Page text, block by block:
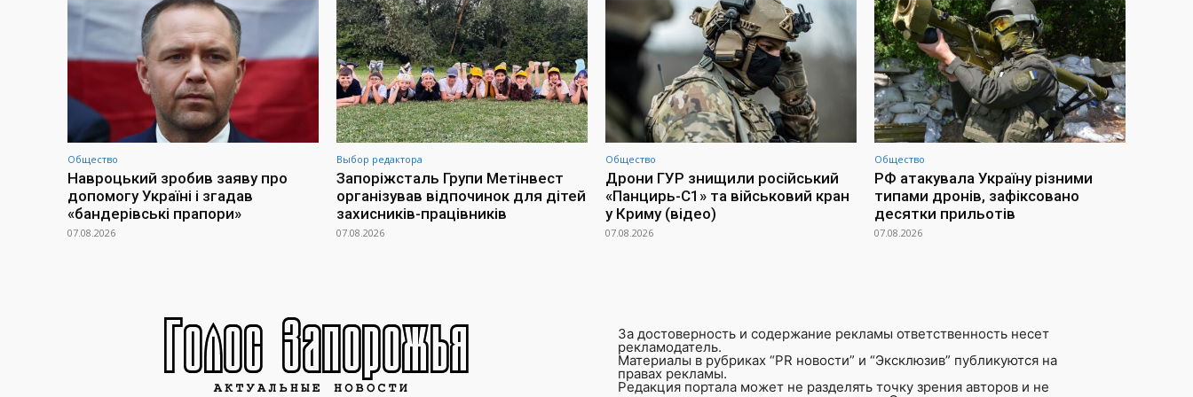
Общество
Навроцький зробив заяву про
допомогу Україні і згадав
«бандерівські прапори»
07.08.2026
Выбор редактора
Запоріжсталь Групи Метінвест
організував відпочинок для дітей
захисників-працівників
07.08.2026
Общество
Дрони ГУР знищили російський
«Панцирь-С1» та військовий кран
у Криму (відео)
07.08.2026
Общество
РФ атакувала Україну різними
типами дронів, зафіксовано
десятки прильотів
07.08.2026
За достоверность и содержание рекламы ответственность несет
рекламодатель.
Материалы в рубриках “PR новости” и “Эксклюзив” публикуются на
правах рекламы.
Редакция портала может не разделять точку зрения авторов и не